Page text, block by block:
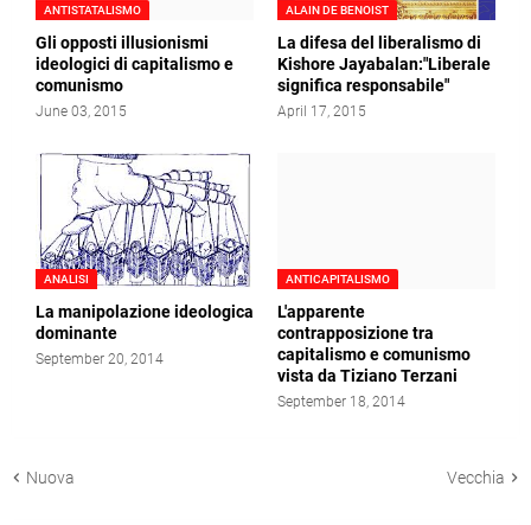
ANTISTATALISMO
Gli opposti illusionismi
ideologici di capitalismo e
comunismo
June 03, 2015
ALAIN DE BENOIST
La difesa del liberalismo di
Kishore Jayabalan:"Liberale
significa responsabile"
April 17, 2015
ANALISI
La manipolazione ideologica
dominante
September 20, 2014
ANTICAPITALISMO
L'apparente
contrapposizione tra
capitalismo e comunismo
vista da Tiziano Terzani
September 18, 2014
Nuova Vecchia